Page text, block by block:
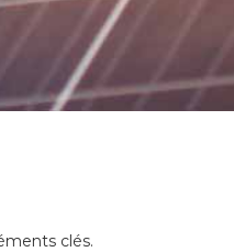
clés.